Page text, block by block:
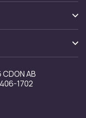
AB
1702